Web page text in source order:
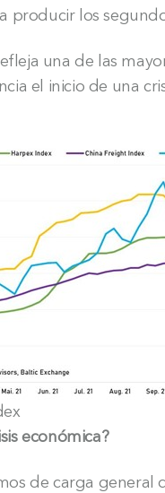
producir los
una de las
el inicio de una
económica?
de carga general